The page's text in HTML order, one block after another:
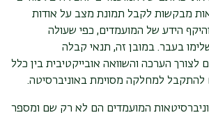
מבקשות לקבל תמונת מצב על אודות
והיקף הידע של המועמדים, כפי שעולה
בעבר. במובן זה, תנאי קבלה
לצורך הערכה והשוואה אובייקטיבית בין כלל
להתקבל למחלקה מסוימת באוניברסיטה.
המועמדים הם לא רק שם ומספר